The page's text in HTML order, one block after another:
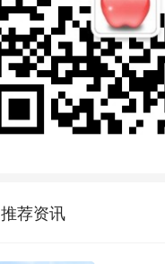
推荐资讯